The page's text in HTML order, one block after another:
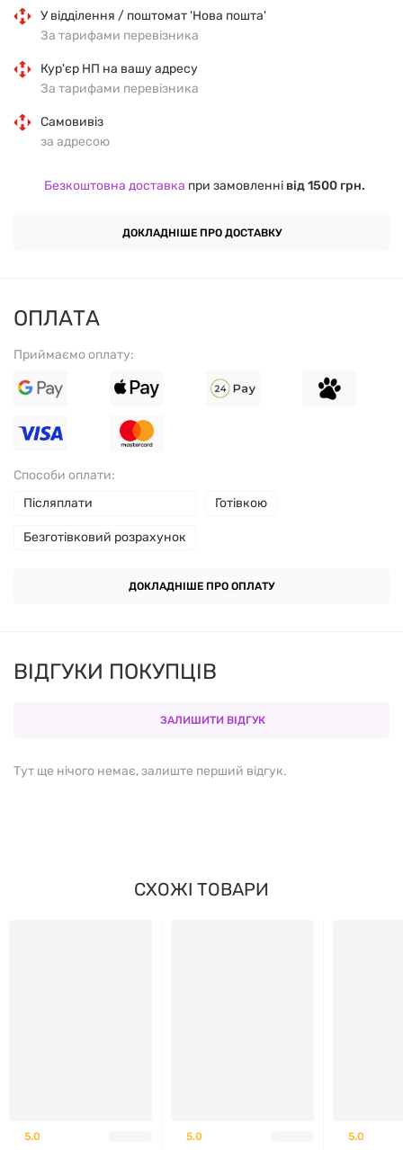
У відділення / поштомат 'Нова пошта'
За тарифами перевізника
Кур'єр НП на вашу адресу
За тарифами перевізника
Самовивіз
за адресою
Безкоштовна доставка при замовленні від 1500 грн.
ДОКЛАДНІШЕ ПРО ДОСТАВКУ
ОПЛАТА
Приймаємо оплату:
Способи оплати:
Післяплати
Готівкою
Безготівковий розрахунок
ДОКЛАДНІШЕ ПРО ОПЛАТУ
Склад:
Смажений арахіс (90%), шоколад чорний, джерело:
proteinplus.com.ua.
Тара:пластик.
Термін придатності:6 місяців.
ВІДГУКИ ПОКУПЦІВ
ЗАЛИШИТИ ВІДГУК
Тут ще нічого немає, залиште перший відгук.
СХОЖІ ТОВАРИ
5.0 5.0 5.0